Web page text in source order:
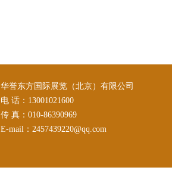
华誉东方国际展览（北京）有限公司
电 话：13001021600
传 真：010-86390969
E-mail：2457439220@qq.com